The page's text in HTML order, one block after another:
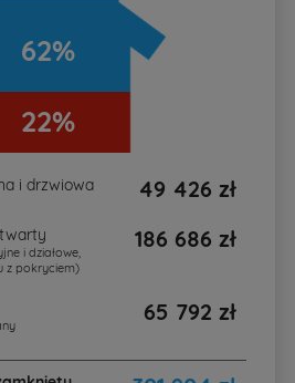
62%
22%
i drzwiowa 49 426 zł
i działowe,
z pokryciem)
186 686 zł
65 792 zł